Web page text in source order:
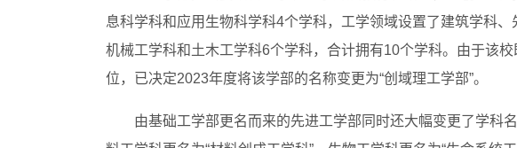
息科学科和应用生物科学科4个学科，工学领域设置了建筑学科
机械工学科和土木工学科6个学科，合计拥有10个学科。由于该
位，已决定2023年度将该学部的名称变更为“创域理工学部”。
由基础工学部更名而来的先进工学部同时还大幅变更了学科